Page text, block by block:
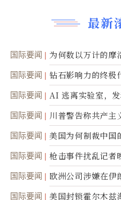
最新
国际要闻
为何数以万计的摩
达
国际要闻 钻石影响力的终极
国际要闻 AI 逃离实验室，
国际要闻 川普警告称共产
国际要闻 美国为何制裁中
国际要闻
枪击事件扰乱记者
职责
国际要闻
欧洲公司涉嫌在伊
美军基地的卫星图
国际要闻 美国封锁霍尔木兹